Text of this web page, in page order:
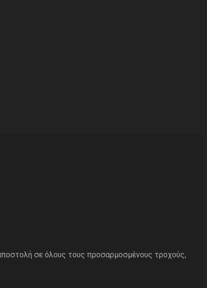
σε όλους τους προσαρμοσμένους τροχούς,